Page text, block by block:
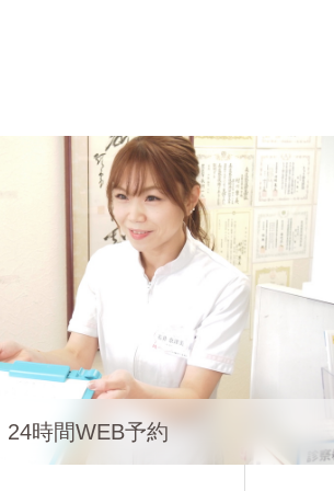
24時間WEB予約